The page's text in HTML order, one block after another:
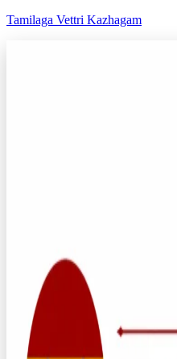
Tamilaga Vettri Kazhagam